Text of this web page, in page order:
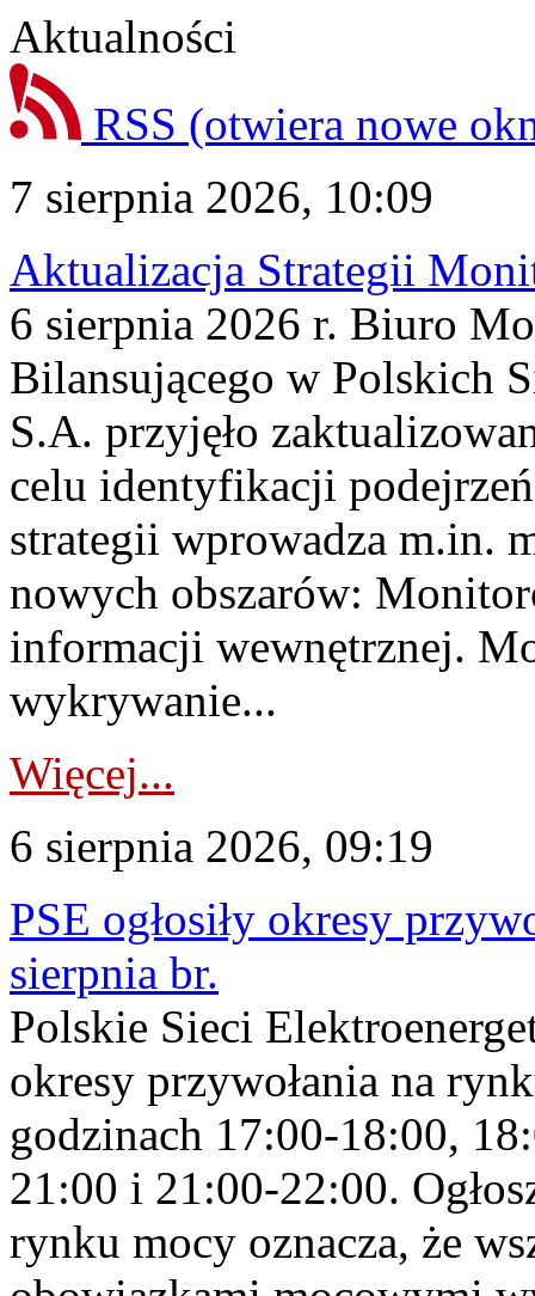
Aktualności
RSS (otwiera nowe
7 sierpnia 2026, 10:09
Aktualizacja Strategii
6 sierpnia 2026 r. Biuro
Bilansującego w Polskich
S.A. przyjęło
celu identyfikacji
strategii wprowadza m.in.
nowych obszarów:
informacji wewnętrznej.
wykrywanie...
Więcej...
6 sierpnia 2026, 09:19
PSE ogłosiły okresy
sierpnia br.
Polskie Sieci
okresy przywołania na
godzinach 17:00-18:00,
21:00 i 21:00-22:00.
rynku mocy oznacza, że